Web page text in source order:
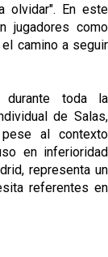
olvidar". En este
jugadores como
camino a seguir
durante toda la
de Salas,
al contexto
en inferioridad
representa un
referentes en